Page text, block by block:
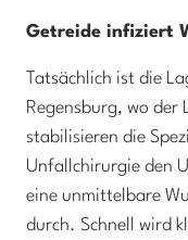
Getreide infiziert
Tatsächlich ist die
Regensburg, wo
stabilisieren die
Unfallchirurgie den
eine unmittelbare
durch. Schnell wird